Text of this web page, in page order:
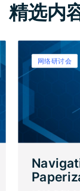
精选内
网络研讨会